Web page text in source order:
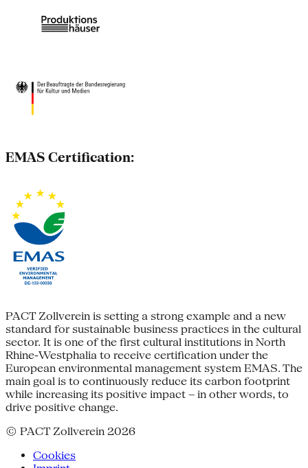
EMAS Certification:
PACT Zollverein is setting a strong example and a new
standard for sustainable business practices in the cultural
sector. It is one of the first cultural institutions in North
Rhine-Westphalia to receive certification under the
European environmental management system EMAS. The
main goal is to continuously reduce its carbon footprint
while increasing its positive impact – in other words, to
drive positive change.
© PACT Zollverein 2026
Cookies